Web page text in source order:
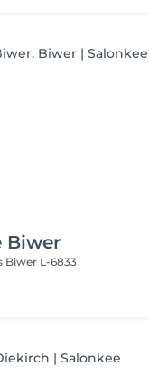
Biwer
Biwer L-6833